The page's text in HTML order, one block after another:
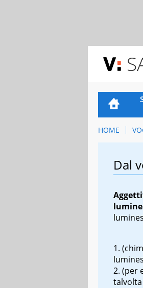
HOME
Dal
(per